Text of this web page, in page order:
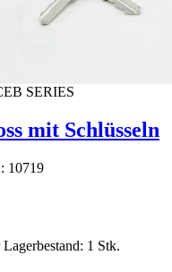
SERIES
mit Schlüsseln
10719
1 Stk.